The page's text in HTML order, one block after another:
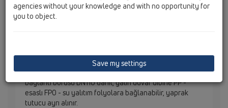
su yalıtım folyolara bağlanabilir, yaprak tutucu ayrı
alınır.PP - su yalıtım flanşlı alın duvar süzgeci, PP-
bağlantı borusu DN110 dahil, yalın duvar dibine PP -
esaslı FPO - su yalıtım folyolara bağlanabilir, yaprak
tutucu ayrı alınır.
agencies without your knowledge and with no opportunity for
you to object.
Save my settings